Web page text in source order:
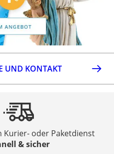
UND KONTAKT
Kurier- oder Paketdienst
& sicher